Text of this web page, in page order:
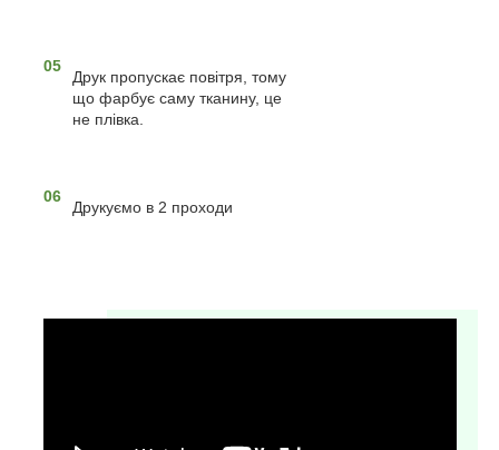
05
Друк пропускає повітря, тому
що фарбує саму тканину, це
не плівка.
06
Друкуємо в 2 проходи